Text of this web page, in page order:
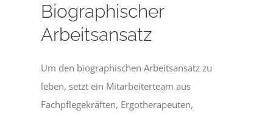
Biographischer
Arbeitsansatz
Um den biographischen Arbeitsansatz zu
leben, setzt ein Mitarbeiterteam aus
Fachpflegekräften, Ergotherapeuten,